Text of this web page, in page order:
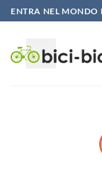
Vai
al
contenuto
ENTRA NEL